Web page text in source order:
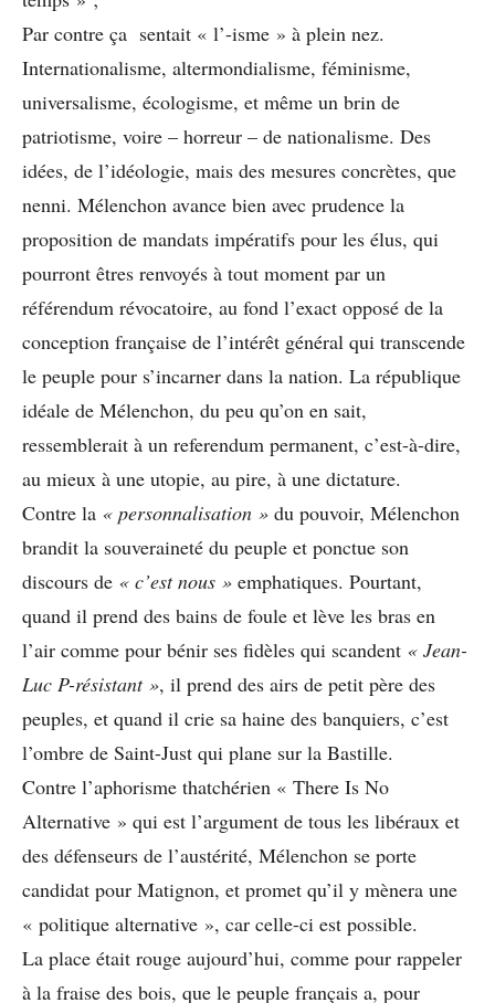
Par contre ça sentait « l’-isme » à plein nez.
Internationalisme, altermondialisme, féminisme,
universalisme, écologisme, et même un brin de
patriotisme, voire – horreur – de nationalisme. Des
idées, de l’idéologie, mais des mesures concrètes, que
nenni. Mélenchon avance bien avec prudence la
proposition de mandats impératifs pour les élus, qui
pourront êtres renvoyés à tout moment par un
référendum révocatoire, au fond l’exact opposé de la
conception française de l’intérêt général qui transcende
le peuple pour s’incarner dans la nation. La république
idéale de Mélenchon, du peu qu’on en sait,
ressemblerait à un referendum permanent, c’est-à-dire,
au mieux à une utopie, au pire, à une dictature.
Contre la « personnalisation » du pouvoir, Mélenchon
brandit la souveraineté du peuple et ponctue son
discours de « c’est nous » emphatiques. Pourtant,
quand il prend des bains de foule et lève les bras en
l’air comme pour bénir ses fidèles qui scandent « Jean-
Luc P-résistant », il prend des airs de petit père des
peuples, et quand il crie sa haine des banquiers, c’est
l’ombre de Saint-Just qui plane sur la Bastille.
Contre l’aphorisme thatchérien « There Is No
Alternative » qui est l’argument de tous les libéraux et
des défenseurs de l’austérité, Mélenchon se porte
candidat pour Matignon, et promet qu’il y mènera une
« politique alternative », car celle-ci est possible.
La place était rouge aujourd’hui, comme pour rappeler
à la fraise des bois, que le peuple français a, pour